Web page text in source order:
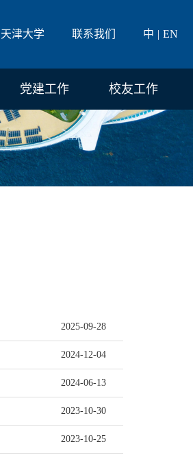
天津大学 联系我们 中 EN
党建工作 校友工作
2025-09-28
2024-12-04
2024-06-13
2023-10-30
2023-10-25